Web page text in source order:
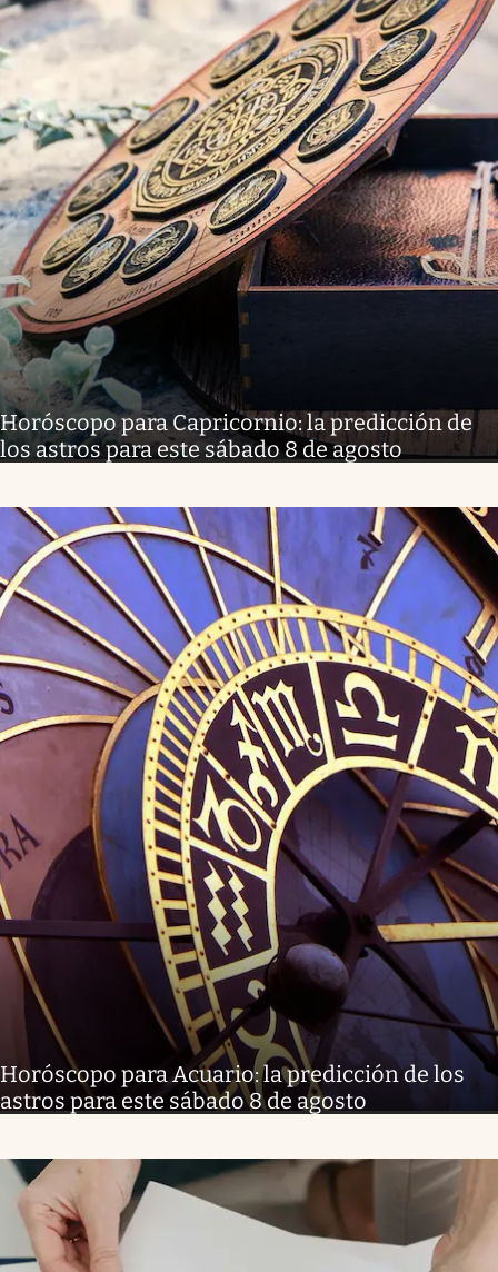
Horóscopo para Capricornio: la predicción de
los astros para este sábado 8 de agosto
Horóscopo para Acuario: la predicción de los
astros para este sábado 8 de agosto